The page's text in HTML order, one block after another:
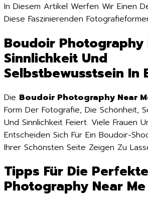
In Diesem Artikel Werfen Wir Einen
Diese Faszinierenden
Boudoir Photography
Sinnlichkeit Und
Selbstbewusstsein In
Die Boudoir Photography Near
Form Der Fotografie, Die Schönheit,
Und Sinnlichkeit Feiert. Viele Frauen
Entscheiden Sich Für Ein Boudoir-
Ihrer Schönsten Seite Zeigen Zu
Tipps Für Die
Photography Near Me